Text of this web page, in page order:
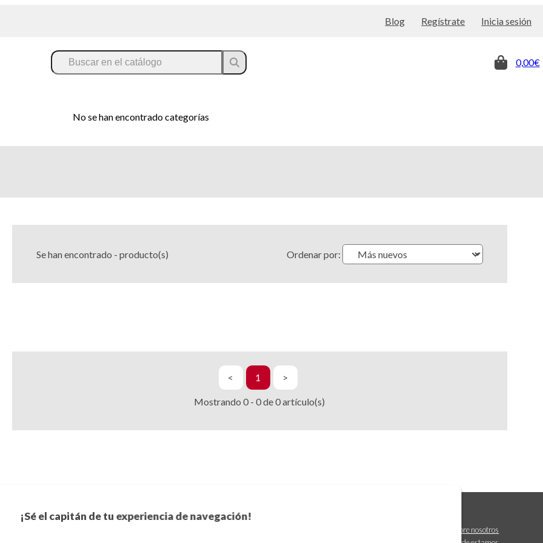
¡Sé el capitán de tu experiencia de navegación!
Blog Regístrate Inicia sesión
0,00€
No se han encontrado categorías
Se han encontrado - producto(s) Ordenar por:
< 1 >
Mostrando0 -0de0artículo(s)
Suscríbete a nuestro boletín
Sobre nosotros